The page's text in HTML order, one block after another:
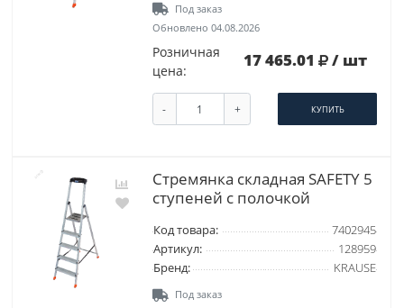
Под заказ
Обновлено 04.08.2026
Розничная
цена:
17 465.01 / шт
- + КУПИТЬ
Стремянка складная SAFETY 5
ступеней с полочкой
Код товара:
7402945
Артикул:
128959
Бренд:
KRAUSE
Под заказ